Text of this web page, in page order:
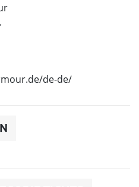
de-de/